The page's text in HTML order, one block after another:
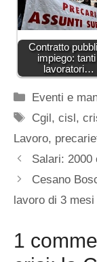
Contratto
impiego: tanti
lavoratori…
Categorie
Eventi e
Tag
Cgil,cisl,
Lavoro,
Salari: 2000
Cesano
lavoro di 3 mesi
1